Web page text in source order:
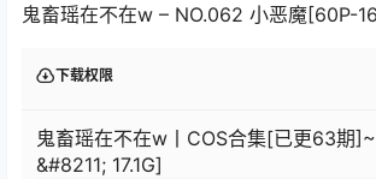
鬼畜瑶在不在w – NO.062 小恶魔[60P-
下载权限
鬼畜瑶在不在w丨COS合集[已更63期
&#8211; 17.1G]